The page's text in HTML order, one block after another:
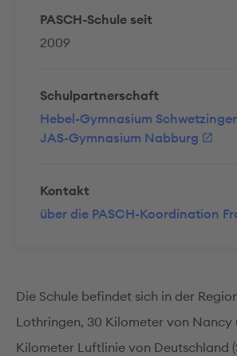
PASCH-Schule seit
2009
Schulpartnerschaft
Hebel-Gymnasium
JAS-Gymnasium Nabburg
Kontakt
über die PASCH-Koordination
Die Schule befindet sich in der
Lothringen, 30 Kilometer von Nancy
Kilometer Luftlinie von Deutschland